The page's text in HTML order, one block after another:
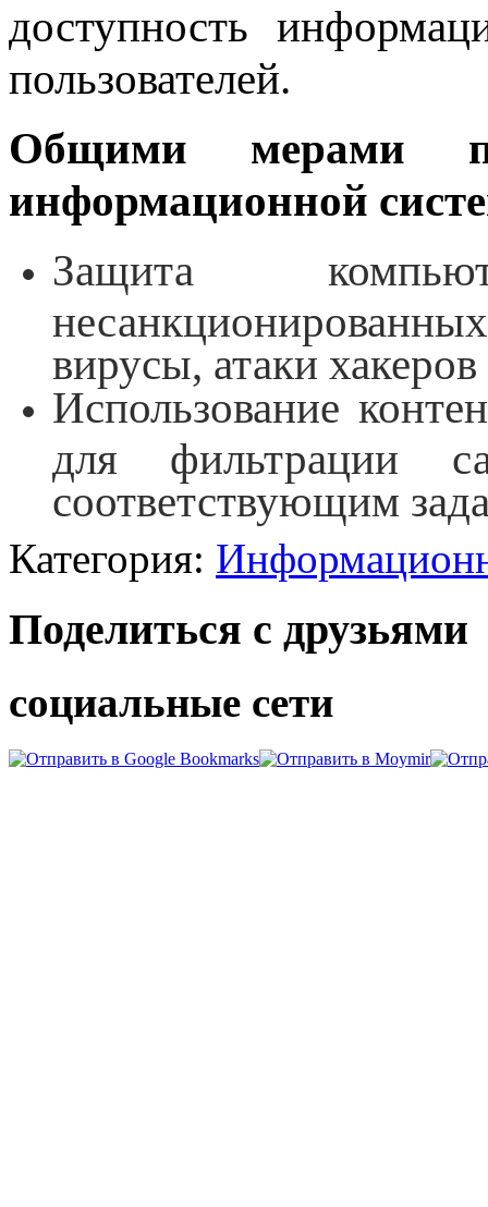
доступность
пользователей.
Общими мерами
информационной
Защита
вирусы, атаки хакеров
Использование
для фильтрации
соответствующим
Категория:
Поделиться с друзьями
социальные сети